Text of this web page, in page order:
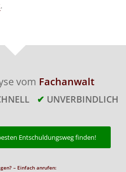
.
vom Fachanwalt
✔ UNVERBINDLICH
Entschuldungsweg finden!
– Einfach anrufen: